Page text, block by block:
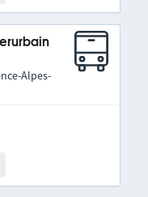
Alpes-